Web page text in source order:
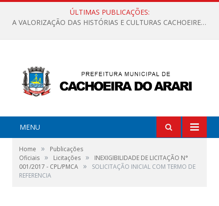
ÚLTIMAS PUBLICAÇÕES:
A VALORIZAÇÃO DAS HISTÓRIAS E CULTURAS CACHOEIRENSES
MENU
Home »
Publicações
Oficiais » Licitações »
INEXIGIBILIDADE DE LICITAÇÃO N°
001/2017 - CPL/PMCA »
SOLICITAÇÃO INICIAL COM TERMO DE
REFERENCIA